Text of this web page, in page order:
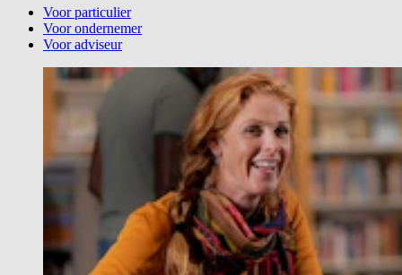
Voor particulier
Voor ondernemer
Voor adviseur